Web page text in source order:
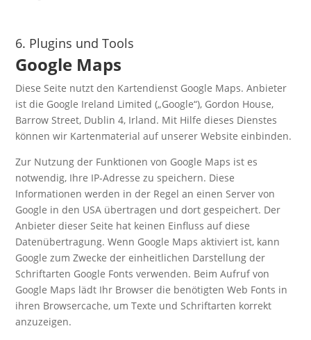
6. Plugins und Tools
Google Maps
Diese Seite nutzt den Kartendienst Google Maps. Anbieter
ist die Google Ireland Limited („Google“), Gordon House,
Barrow Street, Dublin 4, Irland. Mit Hilfe dieses Dienstes
können wir Kartenmaterial auf unserer Website einbinden.
Zur Nutzung der Funktionen von Google Maps ist es
notwendig, Ihre IP-Adresse zu speichern. Diese
Informationen werden in der Regel an einen Server von
Google in den USA übertragen und dort gespeichert. Der
Anbieter dieser Seite hat keinen Einfluss auf diese
Datenübertragung. Wenn Google Maps aktiviert ist, kann
Google zum Zwecke der einheitlichen Darstellung der
Schriftarten Google Fonts verwenden. Beim Aufruf von
Google Maps lädt Ihr Browser die benötigten Web Fonts in
ihren Browsercache, um Texte und Schriftarten korrekt
anzuzeigen.